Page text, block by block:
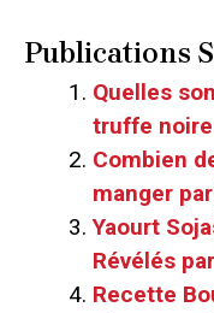
Publications
Quelles
truffe
Combien
manger
Yaourt
Révélés
Recette